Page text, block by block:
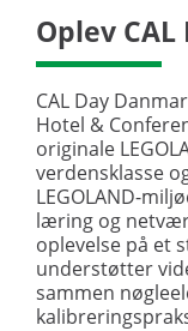
Oplev CAL
CAL Day
Hotel &
originale
verdensklasse
LEGOLAND-
læring og
oplevelse på et
understøtter
sammen